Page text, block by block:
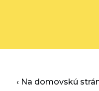
‹ Na domovskú